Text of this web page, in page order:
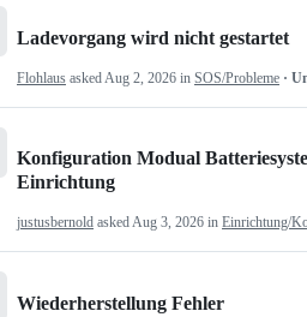
Ladevorgang wird nicht gestartet
Flohlaus askedAug 2, 2026 in SOS/Probleme ·
Konfiguration Modual
Einrichtung
justusbernold askedAug 3, 2026 in Einrichtung/
Wiederherstellung Fehler